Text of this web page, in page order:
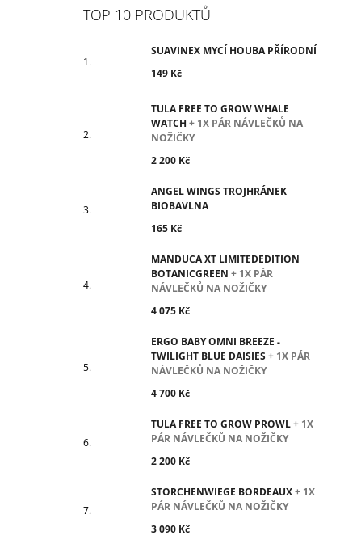
TOP 10 PRODUKTŮ
SUAVINEX MYCÍ HOUBA PŘÍRODNÍ
149 Kč
TULA FREE TO GROW WHALE
WATCH + 1X PÁR NÁVLEČKŮ NA
NOŽIČKY
2 200 Kč
ANGEL WINGS TROJHRÁNEK
BIOBAVLNA
165 Kč
MANDUCA XT LIMITEDEDITION
BOTANICGREEN + 1X PÁR
NÁVLEČKŮ NA NOŽIČKY
4 075 Kč
ERGO BABY OMNI BREEZE -
TWILIGHT BLUE DAISIES+ 1X PÁR
NÁVLEČKŮ NA NOŽIČKY
4 700 Kč
TULA FREE TO GROW PROWL+ 1X
PÁR NÁVLEČKŮ NA NOŽIČKY
2 200 Kč
STORCHENWIEGE BORDEAUX+ 1X
PÁR NÁVLEČKŮ NA NOŽIČKY
3 090 Kč